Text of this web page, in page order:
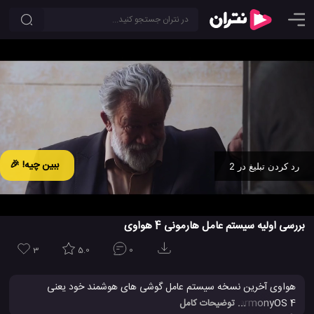
ببین چیه! 🎉 رد کردن تبلیغ در 2
بررسی اولیه سیستم عامل هارمونی 4 هواوی
3 5.0 0
هواوی آخرین نسخه سیستم عامل گوشی های هوشمند خود یعنی
... توضیحات کامل